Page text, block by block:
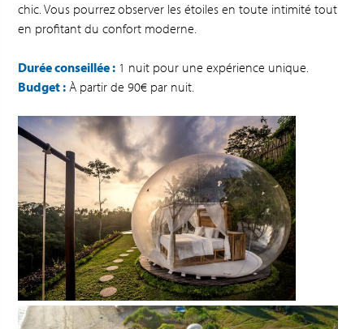
chic. Vous pourrez observer les étoiles en toute intimité tout
en profitant du confort moderne.
Durée conseillée : 1 nuit pour une expérience unique.
Budget : À partir de 90€ par nuit.